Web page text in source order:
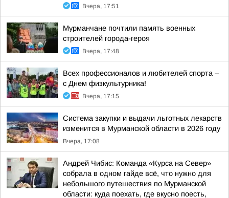
Вчера, 17:51
Мурманчане почтили память военных
строителей города-героя
Вчера, 17:48
Всех профессионалов и любителей спорта –
с Днем физкультурника!
Вчера, 17:15
Система закупки и выдачи льготных лекарств
изменится в Мурманской области в 2026 году
Вчера, 17:08
Андрей Чибис: Команда «Курса на Север»
собрала в одном гайде всё, что нужно для
небольшого путешествия по Мурманской
области: куда поехать, где вкусно поесть,